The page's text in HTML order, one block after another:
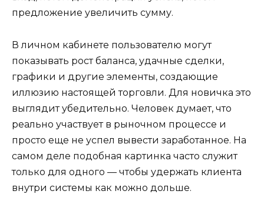
предложение увеличить сумму.
В личном кабинете пользователю могут
показывать рост баланса, удачные сделки,
графики и другие элементы, создающие
иллюзию настоящей торговли. Для новичка это
выглядит убедительно. Человек думает, что
реально участвует в рыночном процессе и
просто еще не успел вывести заработанное. На
самом деле подобная картинка часто служит
только для одного — чтобы удержать клиента
внутри системы как можно дольше.